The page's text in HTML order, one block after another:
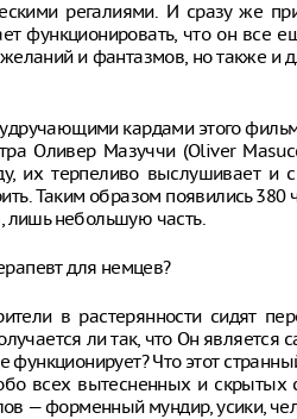
регалиями. И сразу же
функционировать, что он все
и фантазмов, но также и
кардами этого
Оливер Мазуччи (Oliver
их терпеливо выслушивает и
Таким образом появились
лишь небольшую часть.
для немцев?
в растерянности сидят
ли так, что Он
функционирует? Что этот
всех вытесненных и скрытых
— форменный мундир, усики,